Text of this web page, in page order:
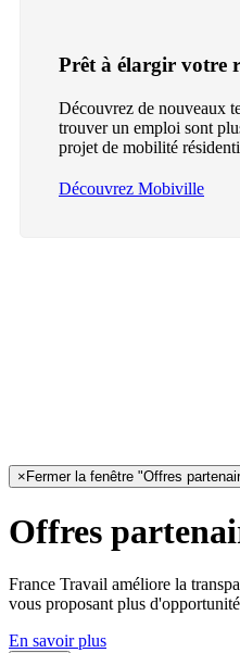
Prêt à élargir votre
Découvrez de nouveaux
trouver un emploi sont
projet de mobilité
Découvrez Mobiville
× Fermer la fenêtre "Offres
Offres
France Travail améliore la
vous proposant plus
En savoir plus